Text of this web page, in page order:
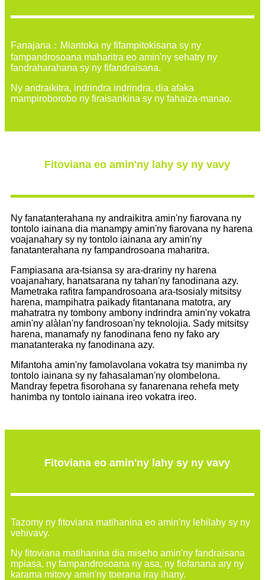
Fanajana：Miantoka ny fifampitokisana sy ny
fampandrosoana maharitra eo amin'ny sehatry ny
fandraharahana sy ny fifandraisana.
Ny andraikitra, indrindra indrindra, dia afaka
mampiroborobo ny firaisankina sy ny fahaiza-manao.
Fitoviana eo amin'ny lahy sy ny vavy
Ny fanatanterahana ny andraikitra amin'ny fiarovana ny
tontolo iainana dia manampy amin'ny fiarovana ny harena
voajanahary sy ny tontolo iainana ary amin'ny
fanatanterahana ny fampandrosoana maharitra.
Fampiasana ara-tsiansa sy ara-drariny ny harena
voajanahary, hanatsarana ny tahan'ny fanodinana azy.
Mametraka rafitra fampandrosoana ara-tsosialy mitsitsy
harena, mampihatra paikady fitantanana matotra, ary
mahatratra ny tombony ambony indrindra amin'ny vokatra
amin'ny alàlan'ny fandrosoan'ny teknolojia. Sady mitsitsy
harena, manamafy ny fanodinana feno ny fako ary
manatanteraka ny fanodinana azy.
Mifantoha amin'ny famolavolana vokatra tsy manimba ny
tontolo iainana sy ny fahasalaman'ny olombelona.
Mandray fepetra fisorohana sy fanarenana rehefa mety
hanimba ny tontolo iainana ireo vokatra ireo.
Fitoviana eo amin'ny lahy sy ny vavy
Tazomy ny fitoviana matihanina eo amin'ny lehilahy sy ny
vehivavy.
Ny fitoviana matihanina dia miseho amin'ny fandraisana
mpiasa, ny fampandrosoana ny asa, ny fiofanana ary ny
karama mitovy amin'ny toerana iray ihany.